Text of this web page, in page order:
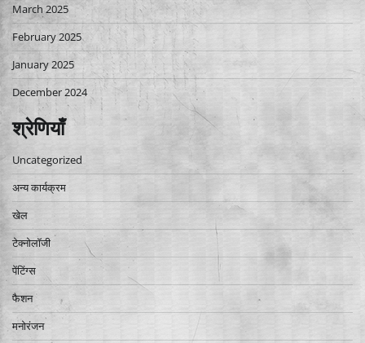
March 2025
February 2025
January 2025
December 2024
श्रेणियाँ
Uncategorized
अन्य कार्यक्रम
खेल
टेक्नोलॉजी
पेंटिंग्स
फैशन
मनोरंजन